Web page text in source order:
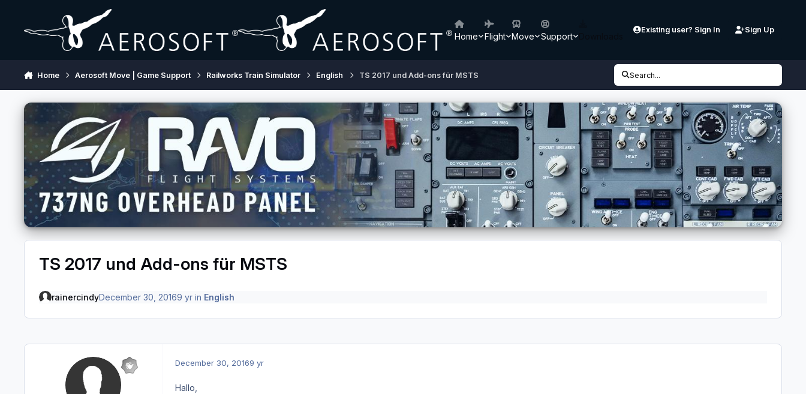
Home Flight Move Support
Existing user? Sign In Sign Up
Home Aerosoft Move | Game Support Railworks Train Simulator English TS 2017 und Add-ons für MSTS Search...
TS 2017 und Add-ons für MSTS
rainercindyDecember 30, 20169 yrin English
December 30, 20169 yr
Hallo,